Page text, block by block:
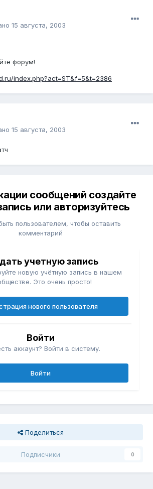
15 августа, 2003
форум!
index.php?act=ST&f=5&t=2386
15 августа, 2003
сообщений создайте
или авторизуйтесь
пользователем, чтобы оставить
комментарий
учетную запись
новую учётную запись в нашем
Это очень просто!
нового пользователя
Войти
аккаунт? Войти в систему.
Войти
Поделиться
Подписчики 0